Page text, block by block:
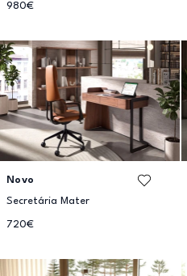
980€
Novo
Secretária Mater
720€